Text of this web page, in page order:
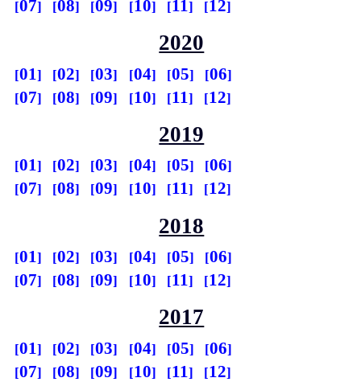
07 08 09 10 11 12
2020
01 02 03 04 05
06
07
08 09 10 11 12
2019
01 02 03 04 05
06
07
08 09 10 11 12
2018
01 02 03 04 05
06
07
08 09 10 11 12
2017
01 02 03 04 05
06
07
08 09 10 11 12